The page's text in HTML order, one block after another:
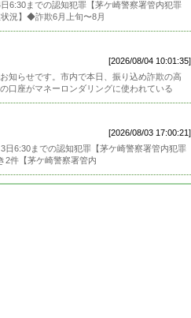
6:30までの認知犯罪【茅ケ崎警察署管内犯罪
況】◆詐欺6月上旬〜8月
[2026/08/04 10:01:35]
知らせです。市内で本日、振り込め詐欺の高
口座がマネーロンダリングに使われている
[2026/08/03 17:00:21]
日6:30までの認知犯罪【茅ケ崎警察署管内犯罪
2件【茅ケ崎警察署管内